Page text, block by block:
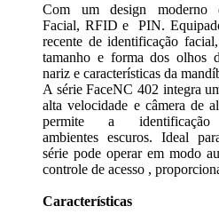
Com um design moderno
Facial, RFID e PIN.
recente de identificação
tamanho e forma dos olhos
nariz e características da
A série FaceNC 402 integra
alta velocidade e câmera de
permite a
ambientes escuros. Ideal
série pode operar em modo
controle de acesso ,
Características